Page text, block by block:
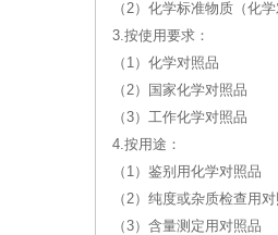
（2）化学标准物质（化
3.按使用要求：
（1）化学对照品
（2）国家化学对照品
（3）工作化学对照品
4.按用途：
（1）鉴别用化学对照品
（2）纯度或杂质检查用
（3）含量测定用对照品